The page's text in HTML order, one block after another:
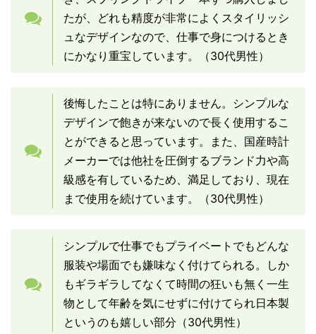
たが、どれも精度が非常によくスタイリッシ
ュなデザインなので、仕事で身につけるとき
にかなり重宝しています。（30代男性）
後悔したことは特にありません。シンプルな
デザインで飽きが来ないので長く使用するこ
とができると思っています。また、国産時計
メーカーでは他社を圧倒するブランド力や高
級感を有しているため、満足しており、現在
まで使用を続けています。（30代男性）
シンプルで仕事でもプライベートでもどんな
服装や場面でも嫌味なく付けてられる。しか
もギラギラしてなくて時間の狂いも無く一生
物として年齢を気にせずに付けてられ日本製
というのも嬉しい部分（30代男性）